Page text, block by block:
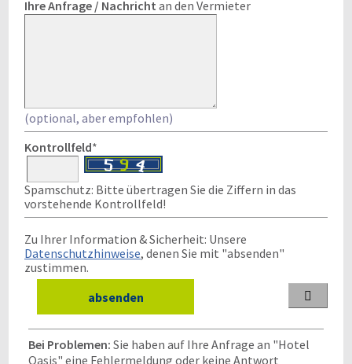
Ihre Anfrage / Nachricht an den Vermieter
(optional, aber empfohlen)
Kontrollfeld*
Spamschutz: Bitte übertragen Sie die Ziffern in das
vorstehende Kontrollfeld!
Zu Ihrer Information & Sicherheit: Unsere
Datenschutzhinweise, denen Sie mit "absenden"
zustimmen.

Bei Problemen: Sie haben auf Ihre Anfrage an "Hotel
Oasis" eine Fehlermeldung oder keine Antwort